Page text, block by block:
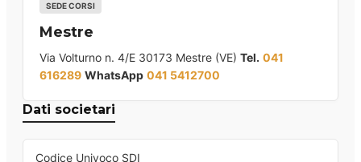
SEDE CORSI
Mestre
Via Volturno n. 4/E 30173 Mestre (VE) Tel. 041
616289 WhatsApp 041 5412700
Dati societari
Codice Univoco SDI